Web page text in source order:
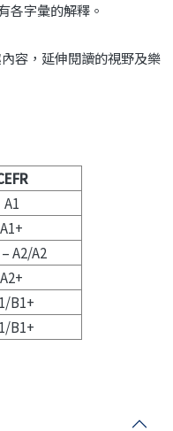
各字彙的解釋。
容，延伸閱讀的視野及樂
A1
A1+
A2/A2
A2+
B1+
B1+